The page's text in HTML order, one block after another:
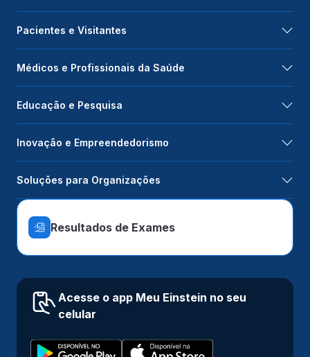
Pacientes e Visitantes
Médicos e Profissionais da Saúde
Educação e Pesquisa
Inovação e Empreendedorismo
Soluções para Organizações
Resultados de Exames
Acesse o app Meu Einstein no seu
celular